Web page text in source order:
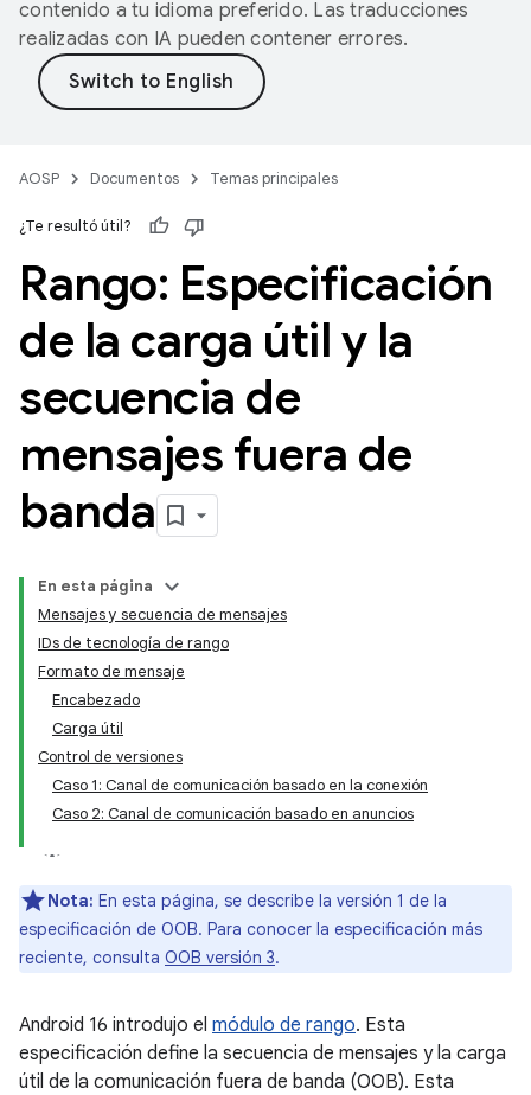
contenido a tu idioma preferido. Las traducciones
realizadas con IA pueden contener errores.
AOSP Documentos Temas principales
¿Te resultó útil?
Rango: Especificación
de la carga útil y la
secuencia de
mensajes fuera de
banda
En esta página
Mensajes y secuencia de mensajes
IDs de tecnología de rango
Formato de mensaje
Encabezado
Carga útil
Control de versiones
Caso 1: Canal de comunicación basado en la conexión
Caso 2: Canal de comunicación basado en anuncios
Nota: En esta página, se describe la versión 1 de la
especificación de OOB. Para conocer la especificación más
reciente, consulta OOB versión 3.
Android 16 introdujo el módulo de rango. Esta
especificación define la secuencia de mensajes y la carga
útil de la comunicación fuera de banda (OOB). Esta